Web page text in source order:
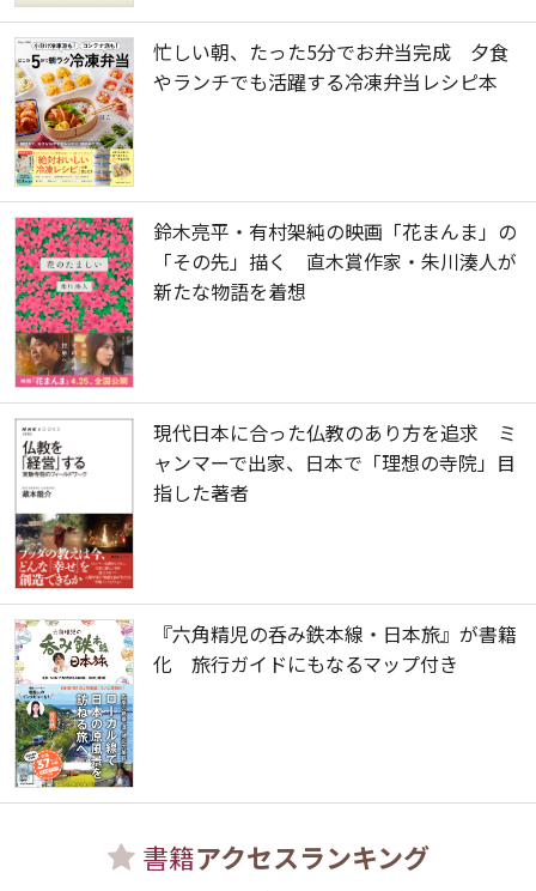
忙しい朝、たった5分でお弁当完成 夕食
やランチでも活躍する冷凍弁当レシピ本
鈴木亮平・有村架純の映画「花まんま」の
「その先」描く 直木賞作家・朱川湊人が
新たな物語を着想
現代日本に合った仏教のあり方を追求 ミ
ャンマーで出家、日本で「理想の寺院」目
指した著者
『六角精児の呑み鉄本線・日本旅』が書籍
化 旅行ガイドにもなるマップ付き
書籍アクセスランキング